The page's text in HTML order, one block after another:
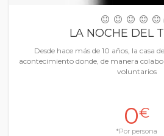
LA NOCHE DEL
Desde hace más de 10 años, la casa
acontecimiento donde, de manera
voluntarios
0€
*Por persona